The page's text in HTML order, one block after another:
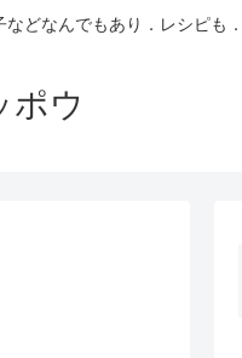
どなんでもあり．レシピも．
ポウ